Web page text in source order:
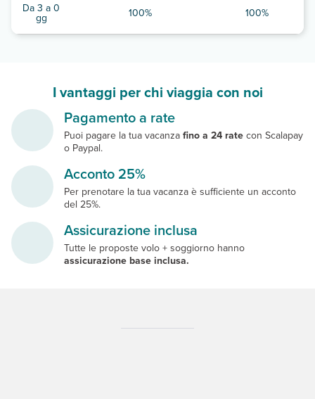
Da 3 a 0
gg 100% 100%
I vantaggi per chi viaggia con noi
Pagamento a rate
Puoi pagare la tua vacanzafino a 24 ratecon Scalapay
o Paypal.
Acconto 25%
Per prenotare la tua vacanza è sufficiente un acconto
del 25%.
Assicurazione inclusa
Tutte le proposte volo + soggiorno hanno
assicurazione base inclusa.